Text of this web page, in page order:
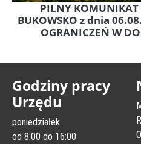
PILNY KOMUNIKAT
BUKOWSKO z dnia
OGRANICZEŃ W
Godziny pracy
Urzędu
poniedziałek
od 8:00 do 16:00